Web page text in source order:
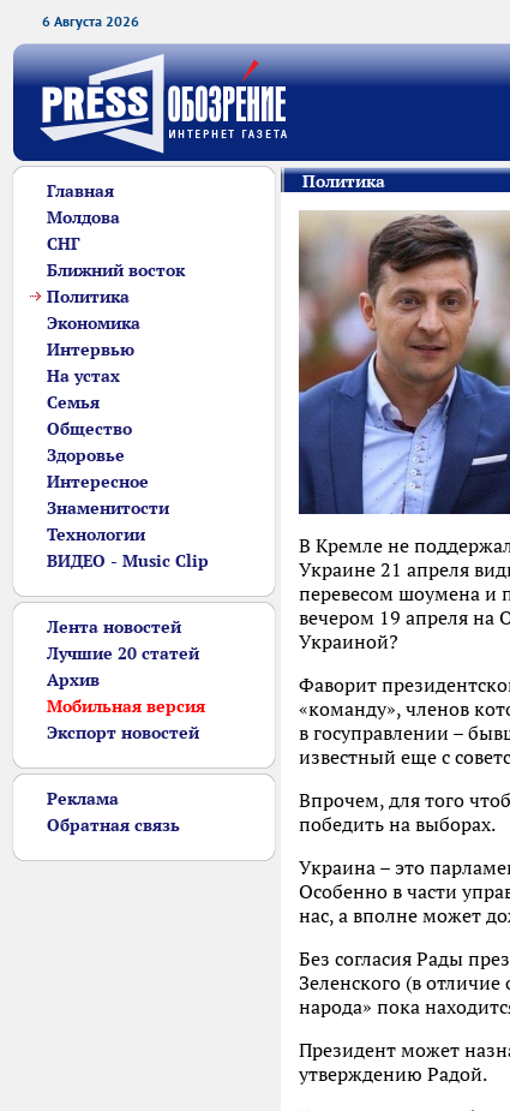
6 Августа 2026
Главная
Молдова
СНГ
Ближний восток
Политика
Экономика
Интервью
На устах
Семья
Общество
Здоровье
Интересное
Знаменитости
Технологии
ВИДЕО - Music Clip
Лента новостей
Лучшие 20 статей
Архив
Мобильная версия
Экспорт новостей
Реклама
Обратная связь
Политика
В Кремле не
Украине 21 апреля
перевесом шоумена и
вечером 19 апреля на
Украиной?
Фаворит
«команду», членов
в госуправлении –
известный еще с
Впрочем, для того
победить на выборах.
Украина – это
Особенно в части
нас, а вполне может
Без согласия Рады
Зеленского (в
народа» пока
Президент может
утверждению Радой.